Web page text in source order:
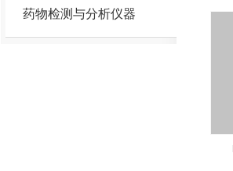
药物检测与分析仪器